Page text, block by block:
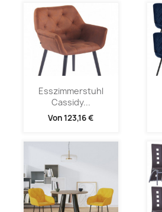
Esszimmerstuhl
Cassidy...
Von123,16 €